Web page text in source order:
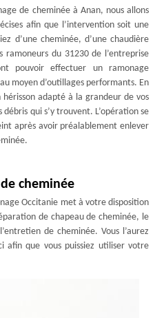
de cheminée à Anan, nous allons
afin que l’intervention soit une
d’une cheminée, d’une chaudière
ramoneurs du 31230 de l’entreprise
pouvoir effectuer un ramonage
moyen d’outillages performants. En
hérisson adapté à la grandeur de vos
qui s’y trouvent. L’opération se
après avoir préalablement enlever
cheminée
Occitanie met à votre disposition
de chapeau de cheminée, le
de cheminée. Vous l’aurez
afin que vous puissiez utiliser votre